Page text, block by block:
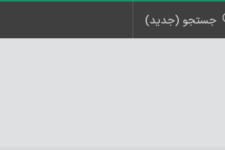
جستجو (جدید)